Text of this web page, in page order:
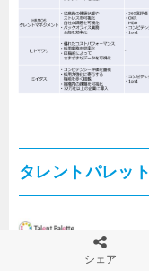
タレントパレット
シェア